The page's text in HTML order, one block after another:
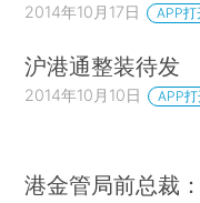
2014年10月17日 APP打
沪港通整装待发
2014年10月10日 APP
港金管局前总裁